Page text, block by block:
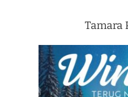
Tamara